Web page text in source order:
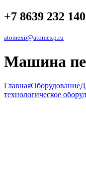
+7 8639 232 140
atomexp@atomexp.ru
Машина
ГлавнаяОборудование
технологическое